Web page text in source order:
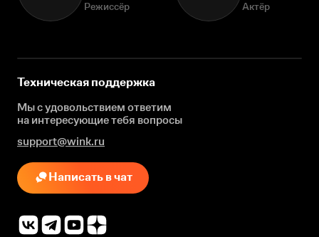
Режиссёр Актёр
Техническая поддержка
Мы с удовольствием ответим
на интересующиетебя вопросы
support@wink.ru
Написать в чат